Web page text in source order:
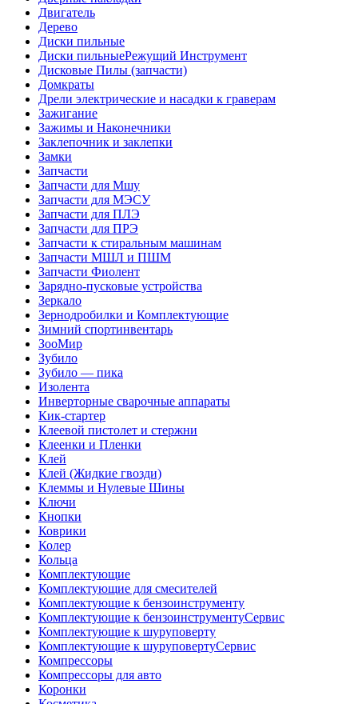
Двигатель
Дерево
Диски пильные
Диски пильныеРежущий Инструмент
Дисковые Пилы (запчасти)
Домкраты
Дрели электрические и насадки к граверам
Зажигание
Зажимы и Наконечники
Заклепочник и заклепки
Замки
Запчасти
Запчасти для Мшу
Запчасти для МЭСУ
Запчасти для ПЛЭ
Запчасти для ПРЭ
Запчасти к стиральным машинам
Запчасти МШЛ и ПШМ
Запчасти Фиолент
Зарядно-пусковые устройства
Зеркало
Зернодробилки и Комплектующие
Зимний спортинвентарь
ЗооМир
Зубило
Зубило — пика
Изолента
Инверторные сварочные аппараты
Кик-стартер
Клеевой пистолет и стержни
Клеенки и Пленки
Клей
Клей (Жидкие гвозди)
Клеммы и Нулевые Шины
Ключи
Кнопки
Коврики
Колер
Кольца
Комплектующие
Комплектующие для смесителей
Комплектующие к бензоинструменту
Комплектующие к бензоинструментуСервис
Комплектующие к шуруповерту
Комплектующие к шуруповертуСервис
Компрессоры
Компрессоры для авто
Коронки